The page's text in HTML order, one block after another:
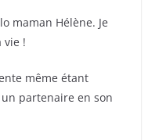
maman Hélène. Je
vie !
même étant
partenaire en son